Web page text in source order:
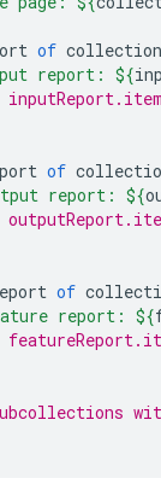
of collection
report: ${
of
report: ${
of
report: ${